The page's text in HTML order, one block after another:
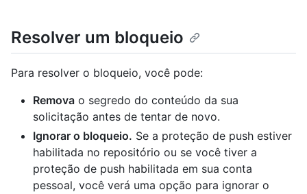
Resolver um bloqueio
Para resolver o bloqueio, você pode:
Remova o segredo do conteúdo da sua
solicitação antes de tentar de novo.
Ignorar o bloqueio. Se a proteção de push estiver
habilitada no repositório ou se você tiver a
proteção de push habilitada em sua conta
pessoal, você verá uma opção para ignorar o